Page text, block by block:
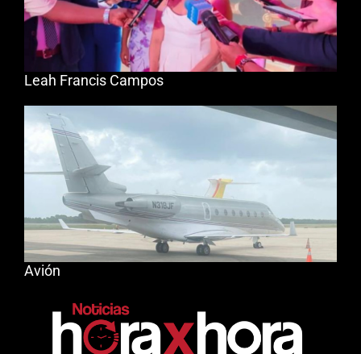
Leah Francis Campos
Avión